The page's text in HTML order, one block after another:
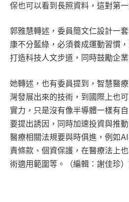
保也可以看到長照資料，這對第
郭雅慧轉述，委員簡文仁設計一
康不分藍綠，必須養成運動習慣
打造科技人文步道，同時鼓勵企
她轉述，也有委員提到，智慧醫
灣發展出來的技術，到國際上也
實力，只是沒有像半導體一樣有
要提出誘因，同時加速投資與推
醫療相關法規要與時俱進，例如
責條款、個資保護，在醫療法上
術適用範圍等。（編輯：謝佳珍